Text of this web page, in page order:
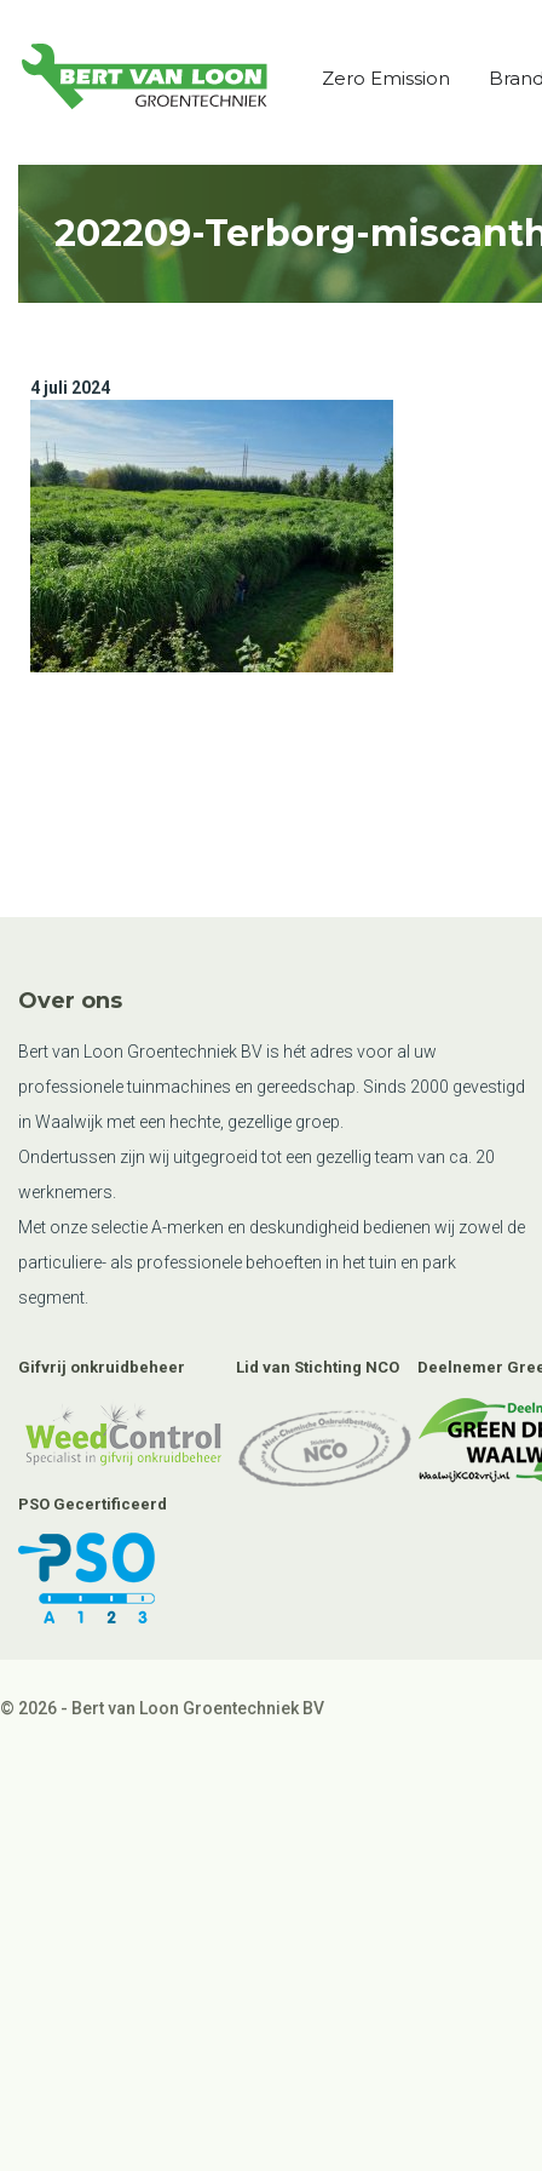
Zero Emission
202209-Terborg-
4 juli 2024
Over ons
Bert van Loon Groentechniek BV is hét adres voor al uw
professionele tuinmachines en gereedschap. Sinds 2000 gevestigd
in Waalwijk met een hechte, gezellige groep.
Ondertussen zijn wij uitgegroeid tot een gezellig team van ca. 20
werknemers.
Met onze selectie A-merken en deskundigheid bedienen wij zowel de
particuliere- als professionele behoeften in het tuin en park
segment.
Gifvrij onkruidbeheer Lid van Stichting NCO Deelnemer
PSO Gecertificeerd
© 2026 - Bert van Loon Groentechniek BV